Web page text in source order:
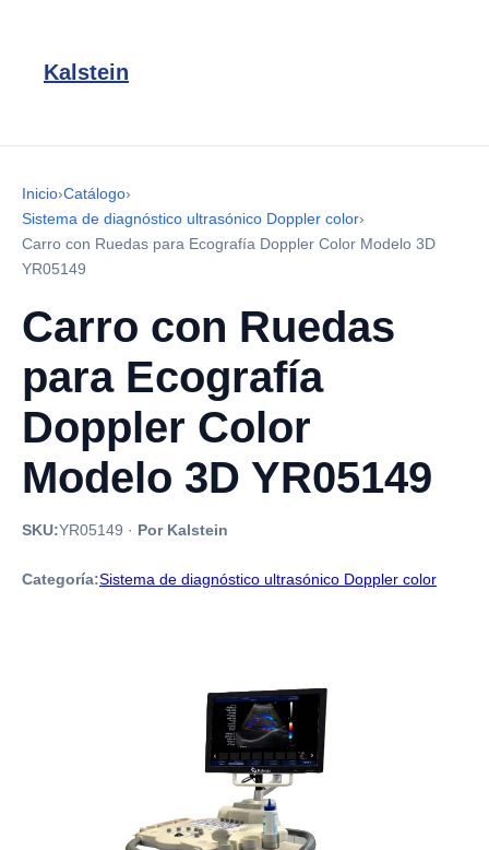
Kalstein
Inicio›Catálogo›
Sistema de diagnóstico ultrasónico Doppler color›
Carro con Ruedas para Ecografía Doppler Color Modelo 3D
YR05149
Carro con Ruedas
para Ecografía
Doppler Color
Modelo 3D YR05149
SKU:YR05149 · Por Kalstein
Categoría:Sistema de diagnóstico ultrasónico Doppler color